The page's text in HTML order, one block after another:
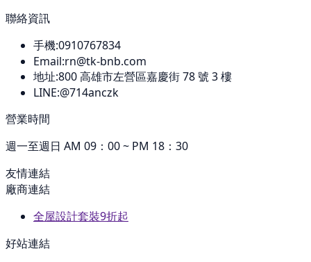
聯絡資訊
手機:0910767834
Email:rn@tk-bnb.com
地址:800高雄市左營區嘉慶街 78 號 3 樓
LINE:@714anczk
營業時間
週一至週日 AM 09：00 ~ PM 18：30
友情連結
廠商連結
全屋設計套裝9折起
好站連結